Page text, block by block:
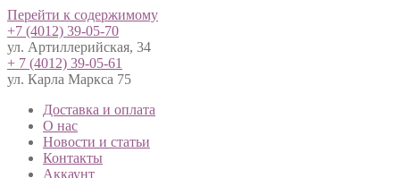
Перейти к содержимому
+7 (4012) 39-05-70
ул. Артиллерийская, 34
+ 7 (4012) 39-05-61
ул. Карла Маркса 75
Доставка и оплата
О нас
Новости и статьи
Контакты
Аккаунт